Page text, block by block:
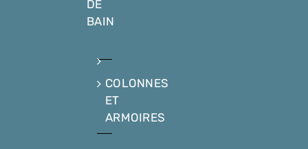
DE
BAIN
COLONNES
ET
ARMOIRES